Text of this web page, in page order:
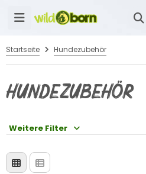
Startseite Hundezubehör
Hundezubehör
Weitere Filter